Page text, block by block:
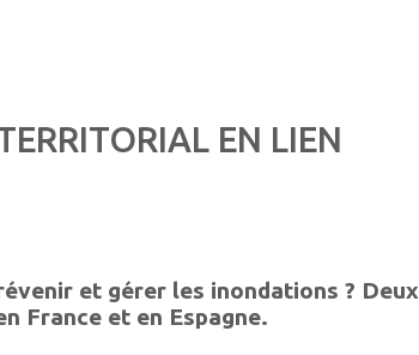
EN LIEN
et gérer les inondations ? Deux
France et en Espagne.